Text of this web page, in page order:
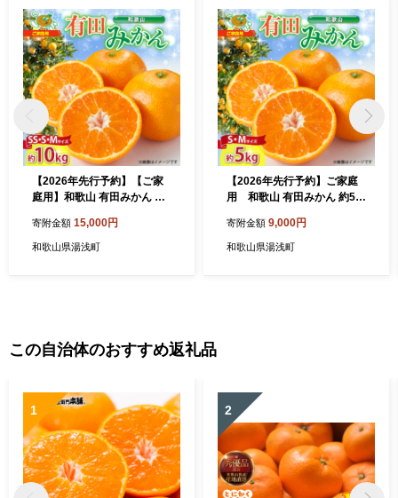
【2026年先行予約】【ご家
庭用】和歌山 有田みかん 約1
浅町】_ZJ6089
寄附金額 15,000円
和歌山県湯浅町
【2026年先行予約】ご家庭
用 和歌山 有田みかん 約5k
ZJ6078
寄附金額 9,000円
和歌山県湯浅町
この自治体のおすすめ返礼品
1 2